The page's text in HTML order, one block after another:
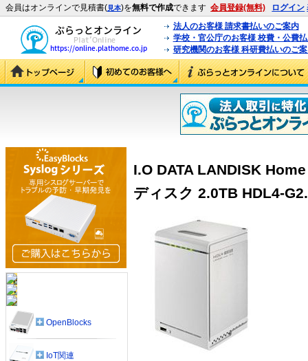
会員はオンラインで見積書(見本)を無料で作成できます 会員登録(無料) ログイン
法人のお客様 請求書払いのご案内
学校・官公庁のお客様 校費・公費
研究機関のお客様 科研費払いのご
I.O DATA LANDISK
ディスク 2.0TB HDL4-
OpenBlocks
IoT関連